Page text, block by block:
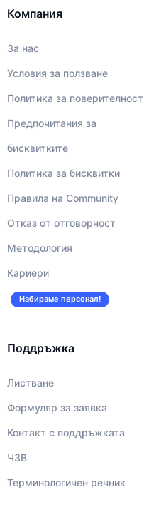
Компания
За нас
Условия за ползване
Политика за поверителност
Предпочитания за
бисквитките
Политика за бисквитки
Правила на Community
Отказ от отговорност
Методология
Кариери
Набираме персонал!
Поддръжка
Листване
Формуляр за заявка
Контакт с поддръжката
ЧЗВ
Терминологичен речник